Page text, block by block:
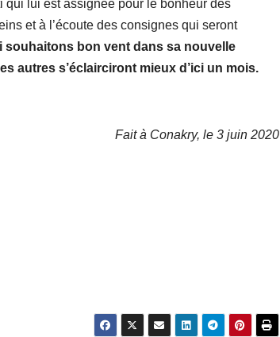
qui lui est assignée pour le bonheur des
et à l’écoute des consignes qui seront
souhaitons bon vent dans sa nouvelle
autres s’éclairciront mieux d’ici un mois.
Fait à Conakry, le 3 juin 2020